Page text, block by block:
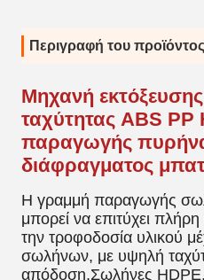
Περιγραφή του προϊόντος
Μηχανή
ταχύτητας ABS PP
παραγωγής
διάφραγματος
Η γραμμή παραγωγής
μπορεί να επιτύχει
την τροφοδοσία υλικού
σωλήνων, με υψηλή
απόδοση.Σωλήνες HDPE,